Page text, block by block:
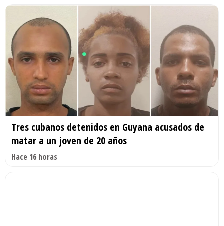
Tres cubanos detenidos en Guyana acusados de
matar a un joven de 20 años
Hace 16 horas